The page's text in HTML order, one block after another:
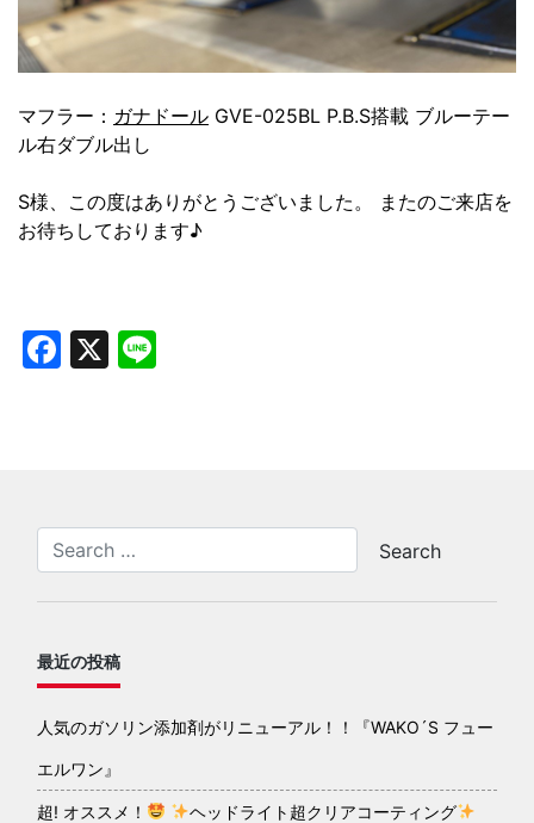
マフラー： ガナドール GVE-025BL P.B.S搭載 ブルーテー
ル右ダブル出し
S様、この度はありがとうございました。 またのご来店を
お待ちしております♪
Facebook
X
最近の投稿
人気のガソリン添加剤がリニューアル！！『WAKO´S フュー
エルワン』
超! オススメ！ ヘッドライト超クリアコーティング